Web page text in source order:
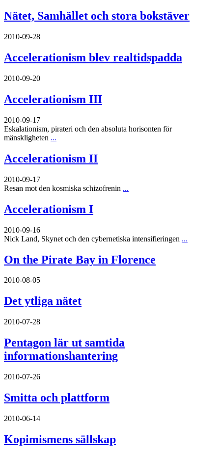
Nätet, Samhället och stora bokstäver
2010-09-28
Accelerationism blev realtidspadda
2010-09-20
Accelerationism III
2010-09-17
Eskalationism, pirateri och den absoluta horisonten för
mänskligheten ...
Accelerationism II
2010-09-17
Resan mot den kosmiska schizofrenin ...
Accelerationism I
2010-09-16
Nick Land, Skynet och den cybernetiska intensifieringen ...
On the Pirate Bay in Florence
2010-08-05
Det ytliga nätet
2010-07-28
Pentagon lär ut samtida
informationshantering
2010-07-26
Smitta och plattform
2010-06-14
Kopimismens sällskap